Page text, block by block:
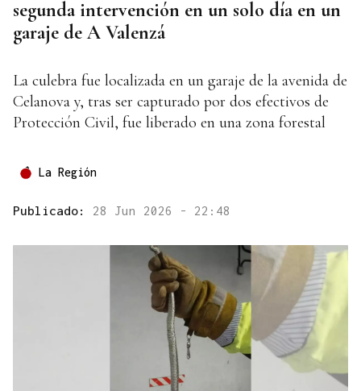
segunda intervención en un solo día en un
garaje de A Valenzá
La culebra fue localizada en un garaje de la avenida de
Celanova y, tras ser capturado por dos efectivos de
Protección Civil, fue liberado en una zona forestal
La Región
Publicado: 28 Jun 2026 - 22:48